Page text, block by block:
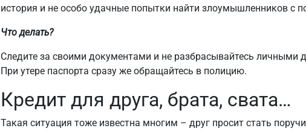
история и не особо удачные попытки найти злоумышленников с
Что делать?
Следите за своими документами и не разбрасывайтесь личными
При утере паспорта сразу же обращайтесь в полицию.
Кредит для друга, брата, свата…
Такая ситуация тоже известна многим – друг просит стать